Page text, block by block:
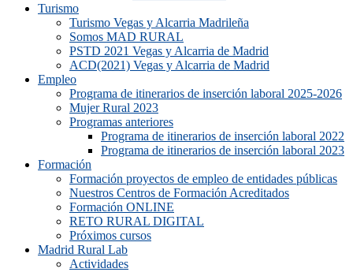
Turismo
Turismo Vegas y Alcarria Madrileña
Somos MAD RURAL
PSTD 2021 Vegas y Alcarria de Madrid
ACD(2021) Vegas y Alcarria de Madrid
Empleo
Programa de itinerarios de inserción laboral 2025-2026
Mujer Rural 2023
Programas anteriores
Programa de itinerarios de inserción laboral 2022
Programa de itinerarios de inserción laboral 2023
Formación
Formación proyectos de empleo de entidades públicas
Nuestros Centros de Formación Acreditados
Formación ONLINE
RETO RURAL DIGITAL
Próximos cursos
Madrid Rural Lab
Actividades